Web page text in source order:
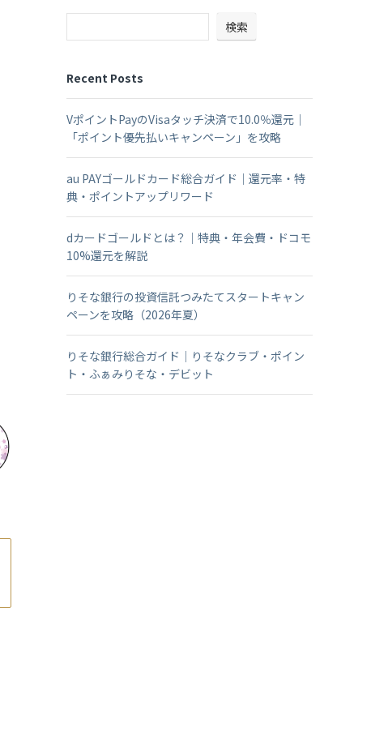
検索
Recent Posts
VポイントPayのVisaタッチ決済で10.0％還元｜
「ポイント優先払いキャンペーン」を攻略
au PAYゴールドカード総合ガイド｜還元率・特
典・ポイントアップリワード
dカードゴールドとは？｜特典・年会費・ドコモ
10%還元を解説
りそな銀行の投資信託つみたてスタートキャン
ペーンを攻略（2026年夏）
りそな銀行総合ガイド｜りそなクラブ・ポイン
ト・ふぁみりそな・デビット